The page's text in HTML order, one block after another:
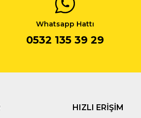
Whatsapp Hattı
0532 135 39 29
HIZLI ERIŞIM